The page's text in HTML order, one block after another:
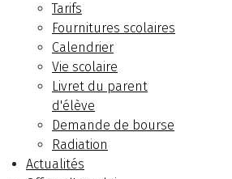
Tarifs
Fournitures scolaires
Calendrier
Vie scolaire
Livret du parent
d'élève
Demande de bourse
Radiation
Actualités